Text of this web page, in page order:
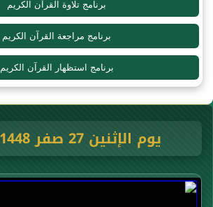
برنامج تلاوة القرآن الكريم
برنامج مراجعة القرآن الكريم
برنامج استظهار القرآن الكريم
يوم الإثنين 27 صفر 1448 هجرية